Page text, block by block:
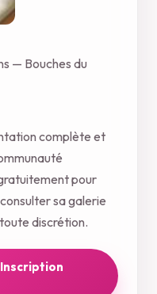
— Bouches du
complète et
pour
sa galerie
discrétion.